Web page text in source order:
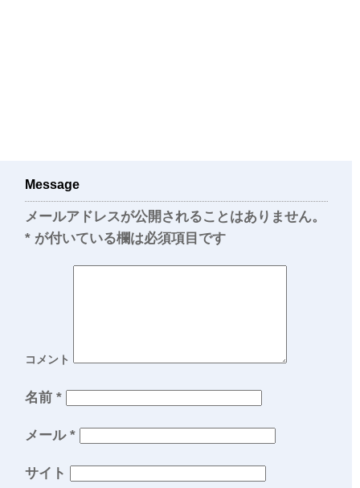
Message
メールアドレスが公開されることはありません。
* が付いている欄は必須項目です
コメント
名前 *
メール *
サイト